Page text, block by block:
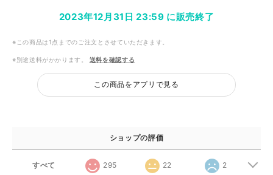
2023年12月31日 23:59 に販売終了
※この商品は1点までのご注文とさせていただきます。
※別途送料がかかります。 送料を確認する
この商品をアプリで見る
ショップの評価
すべて 295 22 2